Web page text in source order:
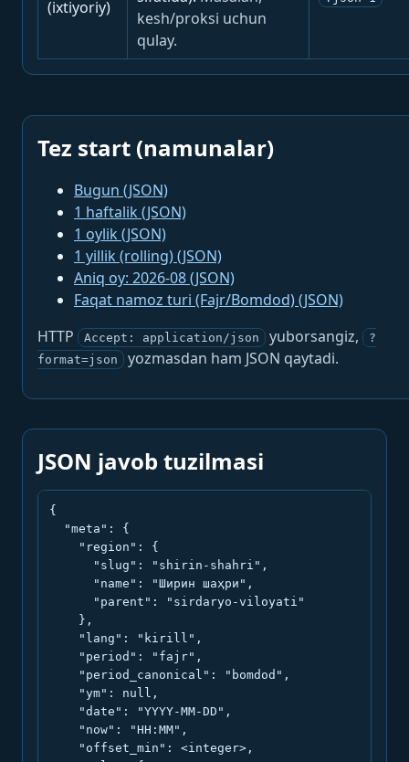
(ixtiyoriy)
kesh/proksi uchun
qulay.
Tez start (namunalar)
Bugun (JSON)
1 haftalik (JSON)
1 oylik (JSON)
1 yillik (rolling) (JSON)
Aniq oy: 2026-08 (JSON)
Faqat namoz turi (Fajr/Bomdod) (JSON)
HTTP
Accept: application/json yuborsangiz,
?
format=json
yozmasdan ham JSON qaytadi.
JSON javob tuzilmasi
{
  "meta": {
    "region": {
      "slug": "shirin-shahri",
      "name": "Ширин шаҳри",
      "parent": "sirdaryo-viloyati"
    },
    "lang": "kirill",
    "period": "fajr",
    "period_canonical": "bomdod",
    "ym": null,
    "date": "YYYY-MM-DD",
    "now": "HH:MM",
    "offset_min": <integer>,